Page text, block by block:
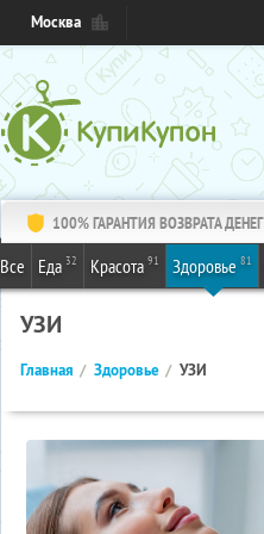
Москва
100% ГАРАНТИЯ ВОЗВРАТА ДЕНЕГ
Все Еда 32 Красота 91 Здоровье 81
УЗИ
Главная Здоровье УЗИ